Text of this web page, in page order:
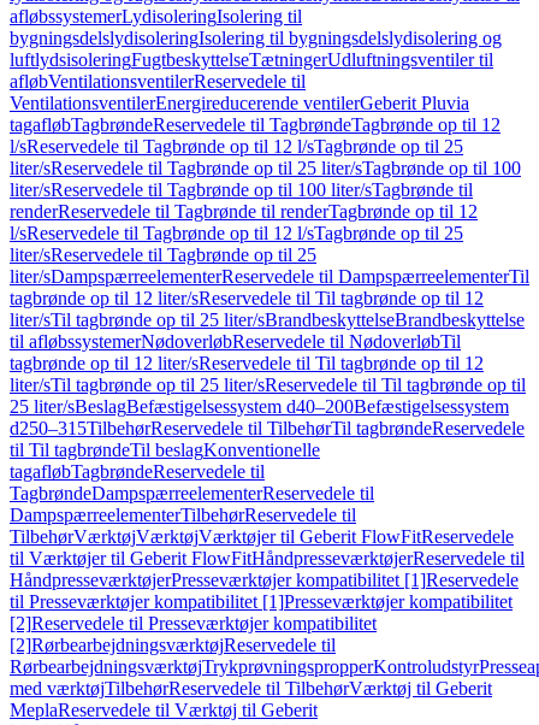
afløbssystemerLydisoleringIsolering til
bygningsdelslydisoleringIsolering til bygningsdelslydisolering og
luftlydsisoleringFugtbeskyttelseTætningerUdluftningsventiler til
afløbVentilationsventilerReservedele til
VentilationsventilerEnergireducerende ventilerGeberit Pluvia
tagafløbTagbrøndeReservedele til TagbrøndeTagbrønde op til 12
l/sReservedele til Tagbrønde op til 12 l/sTagbrønde op til 25
liter/sReservedele til Tagbrønde op til 25 liter/sTagbrønde op til 100
liter/sReservedele til Tagbrønde op til 100 liter/sTagbrønde til
renderReservedele til Tagbrønde til renderTagbrønde op til 12
l/sReservedele til Tagbrønde op til 12 l/sTagbrønde op til 25
liter/sReservedele til Tagbrønde op til 25
liter/sDampspærreelementerReservedele til DampspærreelementerTil
tagbrønde op til 12 liter/sReservedele til Til tagbrønde op til 12
liter/sTil tagbrønde op til 25 liter/sBrandbeskyttelseBrandbeskyttelse
til afløbssystemerNødoverløbReservedele til NødoverløbTil
tagbrønde op til 12 liter/sReservedele til Til tagbrønde op til 12
liter/sTil tagbrønde op til 25 liter/sReservedele til Til tagbrønde op til
25 liter/sBeslagBefæstigelsessystem d40–200Befæstigelsessystem
d250–315TilbehørReservedele til TilbehørTil tagbrøndeReservedele
til Til tagbrøndeTil beslagKonventionelle
tagafløbTagbrøndeReservedele til
TagbrøndeDampspærreelementerReservedele til
DampspærreelementerTilbehørReservedele til
TilbehørVærktøjVærktøjVærktøjer til Geberit FlowFitReservedele
til Værktøjer til Geberit FlowFitHåndpresseværktøjerReservedele til
HåndpresseværktøjerPresseværktøjer kompatibilitet [1]Reservedele
til Presseværktøjer kompatibilitet [1]Presseværktøjer kompatibilitet
[2]Reservedele til Presseværktøjer kompatibilitet
[2]RørbearbejdningsværktøjReservedele til
RørbearbejdningsværktøjTrykprøvningspropperKontroludstyr
med værktøjTilbehørReservedele til TilbehørVærktøj til Geberit
MeplaReservedele til Værktøj til Geberit